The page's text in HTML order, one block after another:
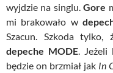
wyjdzie na singlu.Gore
mi brakowało w
Szacun. Szkoda
depeche MODE .
będzie on brzmiał jak In